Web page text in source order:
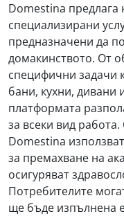
Domestina предлага
специализирани
предназначени да
домакинството. От
специфични задачи
бани, кухни, дивани
платформата
за всеки вид
Domestina
за премахване на
осигуряват
Потребителите
ще бъде изпълнена